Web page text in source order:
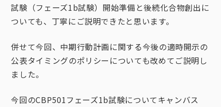
試験（フェーズ1b試験）開始準備と後続化合物創出に
ついても、丁寧にご説明できたと思います。
併せて今回、中期行動計画に関する今後の適時開示の
公表タイミングのポリシーについても改めてご説明し
ました。
今回のCBP501フェーズ1b試験についてキャンバス